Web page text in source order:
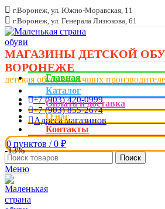
г.Воронеж, ул. Южно-Моравская, 11
г.Воронеж, ул. Генерала Лизюкова, 61
МАГАЗИНЫ ДЕТСКОЙ
ВОРОНЕЖЕ
детская обувь от лучших
+7 (903) 420-0999
+7 (903) 855-2674
Адреса магазинов
0 пунктов / 0 ₽
Поиск
Меню
Главная
Каталог
Оплата и доставка
О нас
Контакты
-13%